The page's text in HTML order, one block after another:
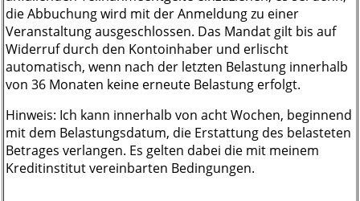
die Abbuchung wird mit der Anmeldung zu einer
Veranstaltung ausgeschlossen. Das Mandat gilt bis auf
Widerruf durch den Kontoinhaber und erlischt
automatisch, wenn nach der letzten Belastung innerhalb
von 36 Monaten keine erneute Belastung erfolgt.
Hinweis: Ich kann innerhalb von acht Wochen, beginnend
mit dem Belastungsdatum, die Erstattung des belasteten
Betrages verlangen. Es gelten dabei die mit meinem
Kreditinstitut vereinbarten Bedingungen.